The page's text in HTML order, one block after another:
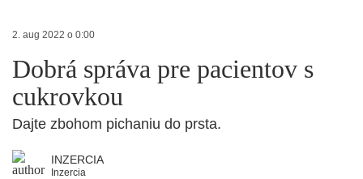
2. aug 2022 o 0:00
Dobrá správa pre pacientov s
cukrovkou
Dajte zbohom pichaniu do prsta.
INZERCIA
Inzercia